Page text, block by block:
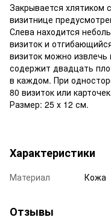
Закрывается хлятиком
визитнице
Слева находится
визиток и
визиток можно
содержит двадцать
в каждом. При
80 визиток или
Размер: 25 х 12 см.
Характеристики
Материал Кожа
Отзывы